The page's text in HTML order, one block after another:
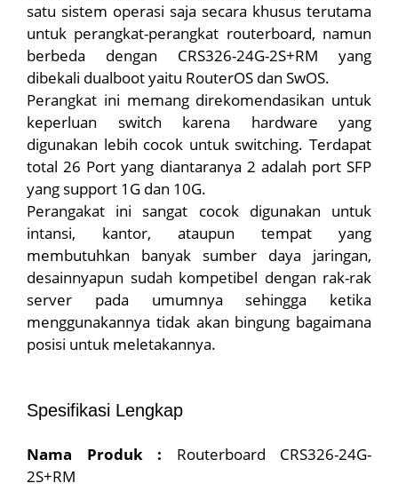
satu sistem operasi saja secara khusus terutama
untuk perangkat-perangkat routerboard, namun
berbeda dengan CRS326-24G-2S+RM yang
dibekali dualboot yaitu RouterOS dan SwOS.
Perangkat ini memang direkomendasikan untuk
keperluan switch karena hardware yang
digunakan lebih cocok untuk switching. Terdapat
total 26 Port yang diantaranya 2 adalah port SFP
yang support 1G dan 10G.
Perangakat ini sangat cocok digunakan untuk
intansi, kantor, ataupun tempat yang
membutuhkan banyak sumber daya jaringan,
desainnyapun sudah kompetibel dengan rak-rak
server pada umumnya sehingga ketika
menggunakannya tidak akan bingung bagaimana
posisi untuk meletakannya.
Spesifikasi Lengkap
Nama Produk : Routerboard CRS326-24G-
2S+RM